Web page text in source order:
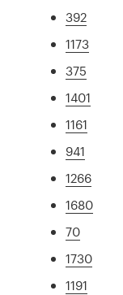
392
1173
375
1401
1161
941
1266
1680
70
1730
1191